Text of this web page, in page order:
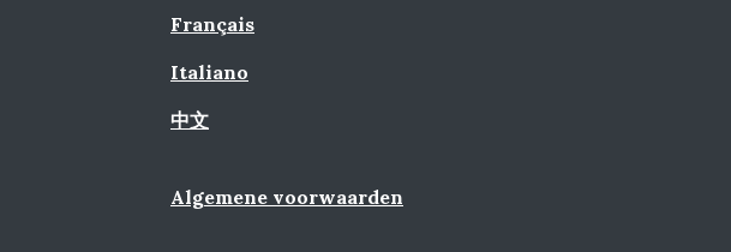
Français
Italiano
中文
Algemene voorwaarden